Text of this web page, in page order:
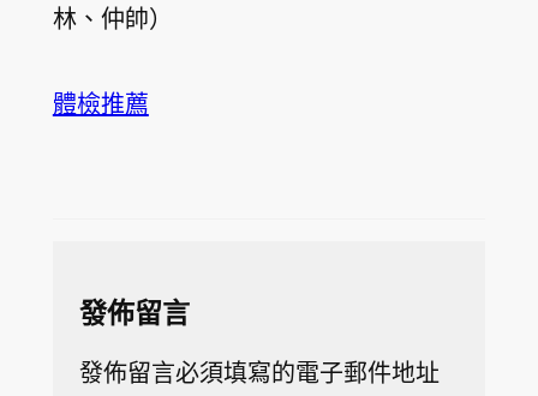
林、仲帥）
體檢推薦
發佈留言
發佈留言必須填寫的電子郵件地址